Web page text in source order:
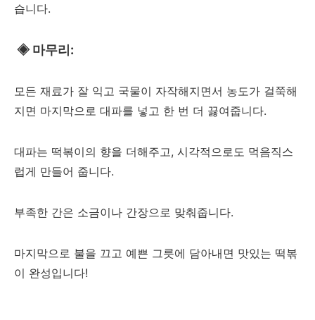
습니다.
◈ 마무리:
모든 재료가 잘 익고 국물이 자작해지면서 농도가 걸쭉해
지면 마지막으로 대파를 넣고 한 번 더 끓여줍니다.
대파는 떡볶이의 향을 더해주고, 시각적으로도 먹음직스
럽게 만들어 줍니다.
부족한 간은 소금이나 간장으로 맞춰줍니다.
마지막으로 불을 끄고 예쁜 그릇에 담아내면 맛있는 떡볶
이 완성입니다!